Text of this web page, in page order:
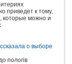
приведет к тому,
которые можно и
о выборе
пологів